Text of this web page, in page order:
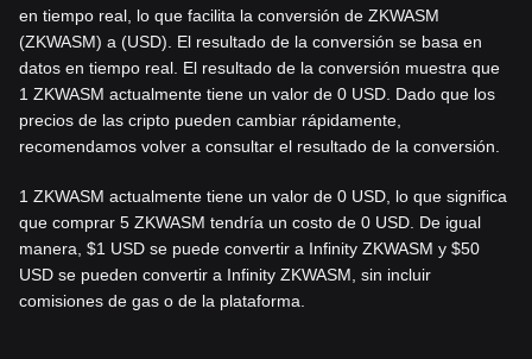
en tiempo real, lo que facilita la conversión de ZKWASM
(ZKWASM) a (USD). El resultado de la conversión se basa en
datos en tiempo real. El resultado de la conversión muestra que
1 ZKWASM actualmente tiene un valor de 0 USD. Dado que los
precios de las cripto pueden cambiar rápidamente,
recomendamos volver a consultar el resultado de la conversión.
1 ZKWASM actualmente tiene un valor de 0 USD, lo que significa
que comprar 5 ZKWASM tendría un costo de 0 USD. De igual
manera, $1 USD se puede convertir a Infinity ZKWASM y $50
USD se pueden convertir a Infinity ZKWASM, sin incluir
comisiones de gas o de la plataforma.